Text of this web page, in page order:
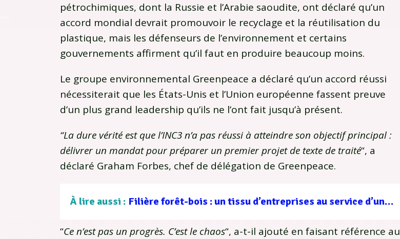
pétrochimiques, dont la Russie et l’Arabie saoudite, ont déclaré qu’un
accord mondial devrait promouvoir le recyclage et la réutilisation du
plastique, mais les défenseurs de l’environnement et certains
gouvernements affirment qu’il faut en produire beaucoup moins.
Le groupe environnemental Greenpeace a déclaré qu’un accord réussi
nécessiterait que les États-Unis et l’Union européenne fassent preuve
d’un plus grand leadership qu’ils ne l’ont fait jusqu’à présent.
“La dure vérité est que l’INC3 n’a pas réussi à atteindre son objectif principal :
délivrer un mandat pour préparer un premier projet de texte de traité“, a
déclaré Graham Forbes, chef de délégation de Greenpeace.
À lire aussi : Filière forêt-bois : un tissu d’entreprises au service d’une gestion durable
“Ce n’est pas un progrès. C’est le chaos“, a-t-il ajouté en faisant référence au